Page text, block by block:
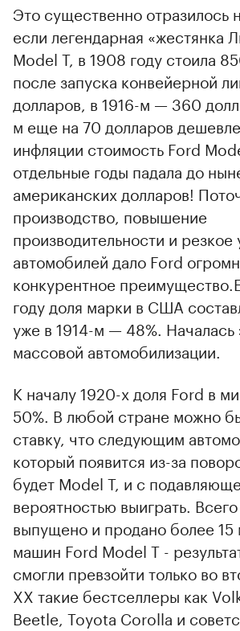
Это существенно отразилось
если легендарная «жестянка
Model T, в 1908 году стоила
после запуска конвейерной
долларов, в 1916-м — 360
м еще на 70 долларов
инфляции стоимость Ford
отдельные годы падала до
американских долларов!
производство, повышение
производительности и
автомобилей дало Ford
конкурентное
году доля марки в США
уже в 1914-м — 48%. Началась
массовой автомобилизации.
К началу 1920-х доля Ford в
50%. В любой стране можно
ставку, что следующим
который появится из-за
будет Model T, и с
вероятностью выиграть.
выпущено и продано более 15
машин Ford Model T -
смогли превзойти только во
XX такие бестселлеры как
Beetle, Toyota Corolla и